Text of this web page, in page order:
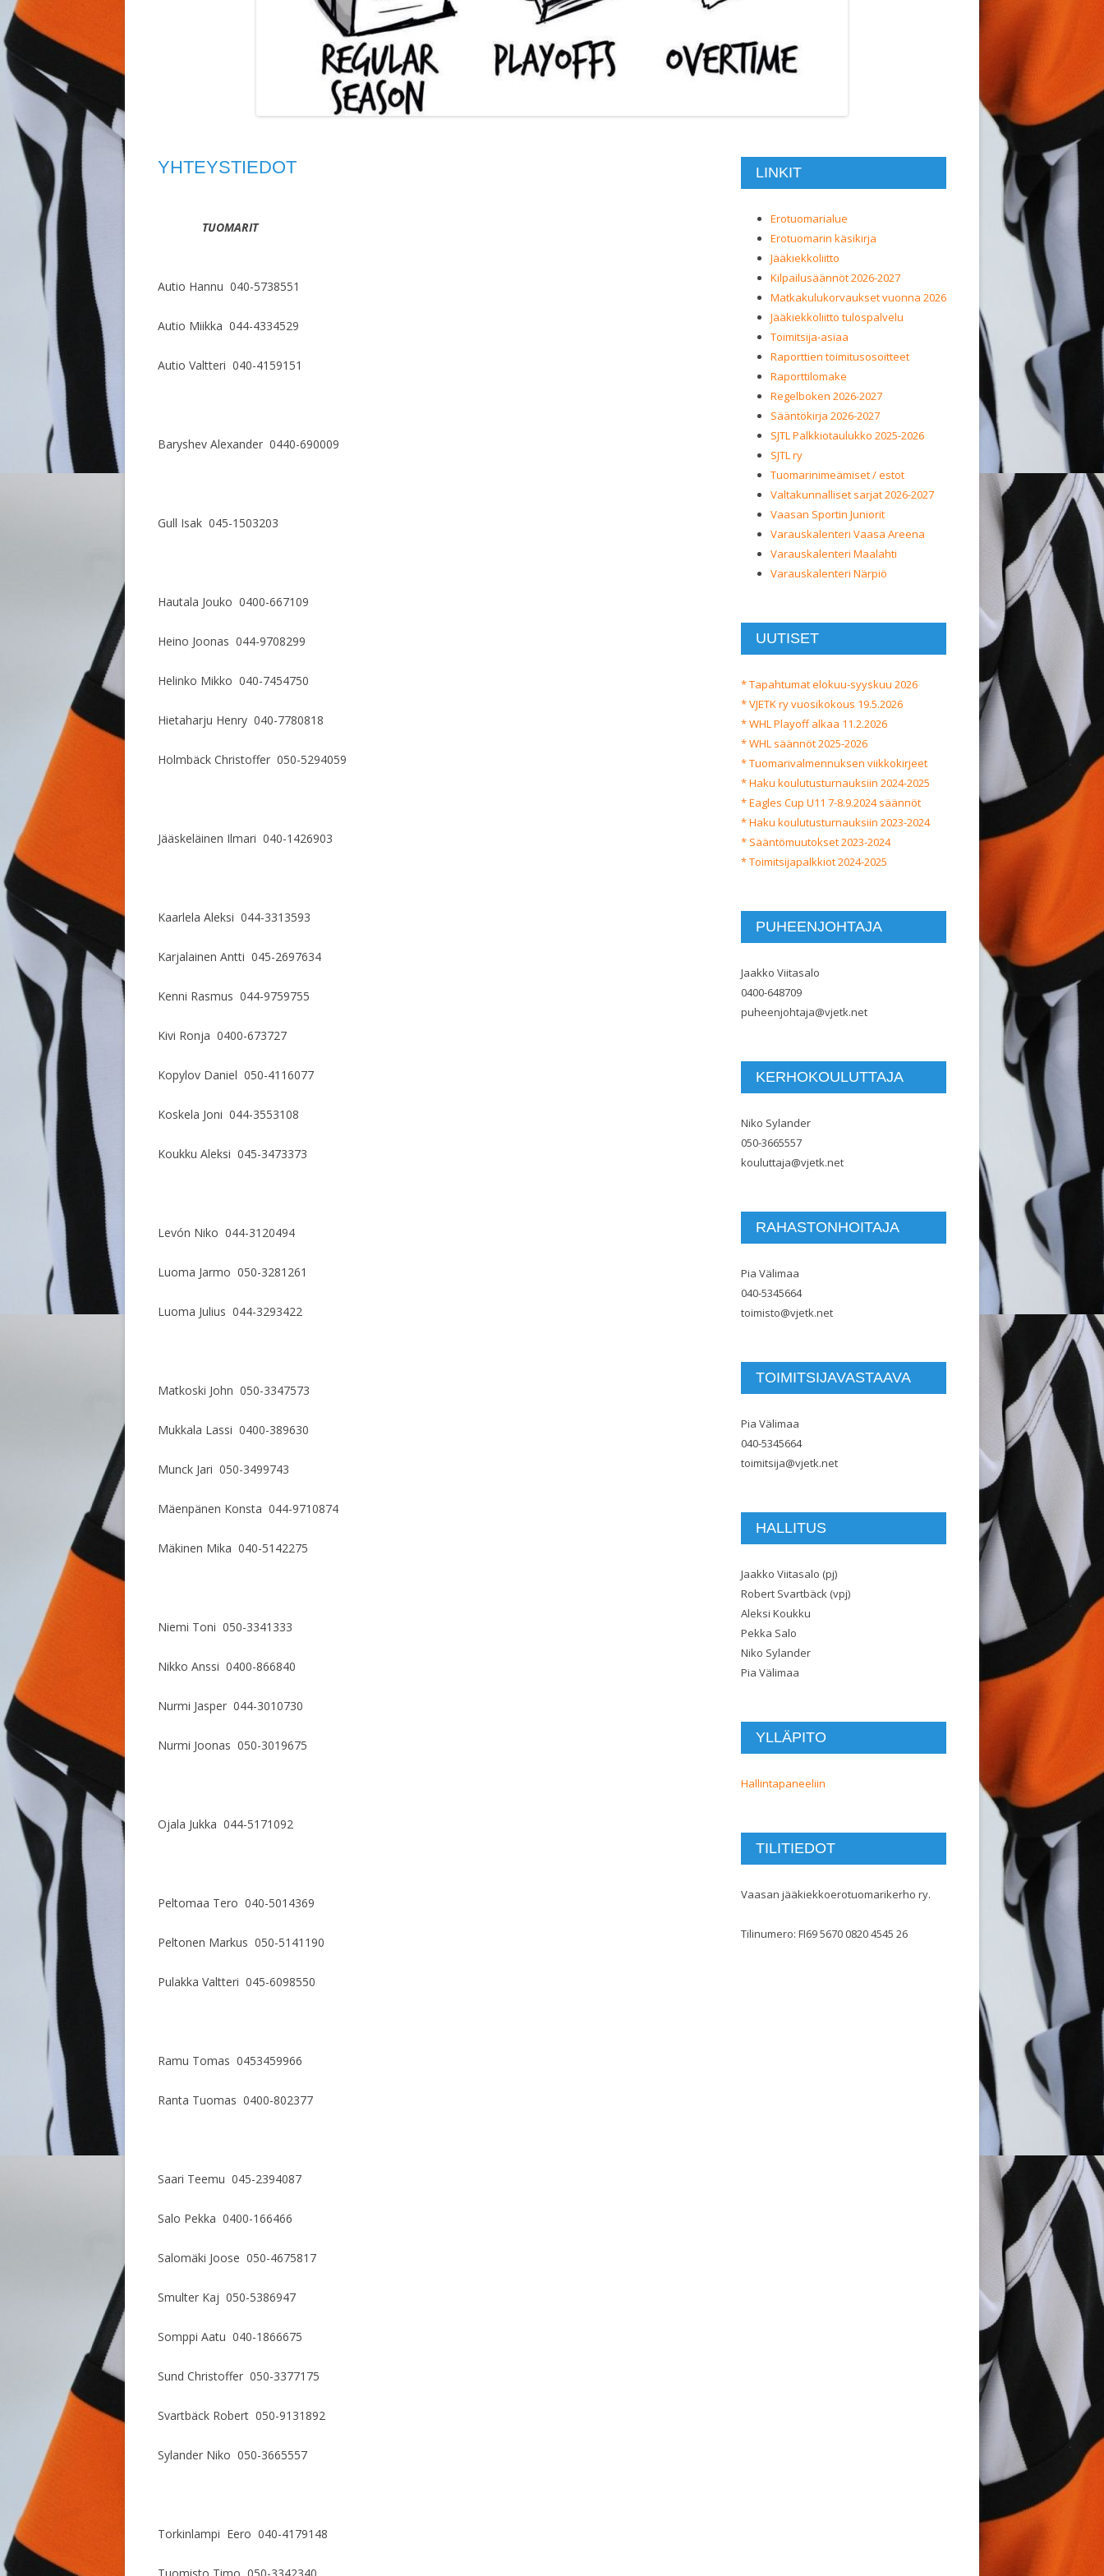
YHTEYSTIEDOT
TUOMARIT
Autio Hannu 040-5738551
Autio Miikka 044-4334529
Autio Valtteri 040-4159151
Baryshev Alexander 0440-690009
Gull Isak 045-1503203
Hautala Jouko 0400-667109
Heino Joonas 044-9708299
Helinko Mikko 040-7454750
Hietaharju Henry 040-7780818
Holmbäck Christoffer 050-5294059
Jääskeläinen Ilmari 040-1426903
Kaarlela Aleksi 044-3313593
Karjalainen Antti 045-2697634
Kenni Rasmus 044-9759755
Kivi Ronja 0400-673727
Kopylov Daniel 050-4116077
Koskela Joni 044-3553108
Koukku Aleksi 045-3473373
Levón Niko 044-3120494
Luoma Jarmo 050-3281261
Luoma Julius 044-3293422
Matkoski John 050-3347573
Mukkala Lassi 0400-389630
Munck Jari 050-3499743
Mäenpänen Konsta 044-9710874
Mäkinen Mika 040-5142275
Niemi Toni 050-3341333
Nikko Anssi 0400-866840
Nurmi Jasper 044-3010730
Nurmi Joonas 050-3019675
Ojala Jukka 044-5171092
Peltomaa Tero 040-5014369
Peltonen Markus 050-5141190
Pulakka Valtteri 045-6098550
Ramu Tomas 0453459966
Ranta Tuomas 0400-802377
Saari Teemu 045-2394087
Salo Pekka 0400-166466
Salomäki Joose 050-4675817
Smulter Kaj 050-5386947
Somppi Aatu 040-1866675
Sund Christoffer 050-3377175
Svartbäck Robert 050-9131892
Sylander Niko 050-3665557
Torkinlampi Eero 040-4179148
LINKIT
Erotuomarialue
Erotuomarin käsikirja
Jääkiekkoliitto
Kilpailusäännöt 2026-2027
Matkakulukorvaukset vuonna 2026
Jääkiekkoliitto tulospalvelu
Toimitsija-asiaa
Raporttien toimitusosoitteet
Raporttilomake
Regelboken 2026-2027
Sääntökirja 2026-2027
SJTL Palkkiotaulukko 2025-2026
SJTL ry
Tuomarinimeämiset / estot
Valtakunnalliset sarjat 2026-2027
Vaasan Sportin Juniorit
Varauskalenteri Vaasa Areena
Varauskalenteri Maalahti
Varauskalenteri Närpiö
UUTISET
* Tapahtumat elokuu-syyskuu 2026
* VJETK ry vuosikokous 19.5.2026
* WHL Playoff alkaa 11.2.2026
* WHL säännöt 2025-2026
* Tuomarivalmennuksen viikkokirjeet
* Haku koulutusturnauksiin 2024-2025
* Eagles Cup U11 7-8.9.2024 säännöt
* Haku koulutusturnauksiin 2023-2024
* Sääntömuutokset 2023-2024
* Toimitsijapalkkiot 2024-2025
PUHEENJOHTAJA
Jaakko Viitasalo
0400-648709
puheenjohtaja@vjetk.net
KERHOKOULUTTAJA
Niko Sylander
050-3665557
kouluttaja@vjetk.net
RAHASTONHOITAJA
Pia Välimaa
040-5345664
toimisto@vjetk.net
TOIMITSIJAVASTAAVA
Pia Välimaa
040-5345664
toimitsija@vjetk.net
HALLITUS
Jaakko Viitasalo (pj)
Robert Svartbäck (vpj)
Aleksi Koukku
Pekka Salo
Niko Sylander
Pia Välimaa
YLLÄPITO
Hallintapaneeliin
TILITIEDOT
Vaasan jääkiekkoerotuomarikerho ry.
Tilinumero: FI69 5670 0820 4545 26